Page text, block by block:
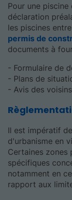
Pour une piscine
déclaration
les piscines
permis de
documents à
- Formulaire de
- Plans de
- Avis des
Il est impératif
d'urbanisme en
Certaines zones
spécifiques
notamment en
rapport aux